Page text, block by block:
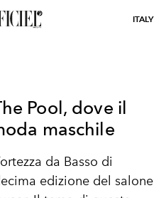
ITALY
Pool, dove il
maschile
da Basso di
edizione del salone